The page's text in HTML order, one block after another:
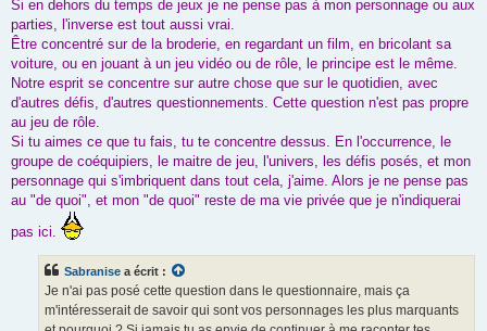
Si en dehors du temps de jeux je ne pense pas à mon personnage ou aux
parties, l'inverse est tout aussi vrai.
Être concentré sur de la broderie, en regardant un film, en bricolant sa
voiture, ou en jouant à un jeu vidéo ou de rôle, le principe est le même.
Notre esprit se concentre sur autre chose que sur le quotidien, avec
d'autres défis, d'autres questionnements. Cette question n'est pas propre
au jeu de rôle.
Si tu aimes ce que tu fais, tu te concentre dessus. En l'occurrence, le
groupe de coéquipiers, le maitre de jeu, l'univers, les défis posés, et mon
personnage qui s'imbriquent dans tout cela, j'aime. Alors je ne pense pas
au "de quoi", et mon "de quoi" reste de ma vie privée que je n'indiquerai
pas ici.
Sabranise a écrit :
Je n'ai pas posé cette question dans le questionnaire, mais ça
m'intéresserait de savoir qui sont vos personnages les plus marquants